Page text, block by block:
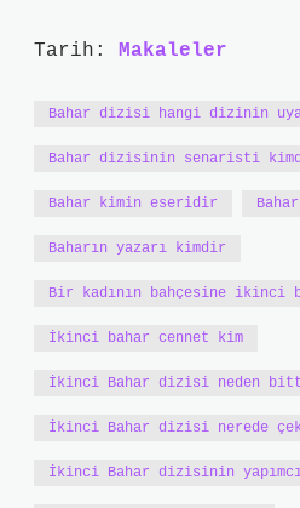
Tarih: Makaleler
Bahar dizisi hangi dizinin
Bahar dizisinin senaristi
Bahar kimin eseridir
Baharın yazarı kimdir
Bir kadının bahçesine ikinci
İkinci bahar cennet kim
İkinci Bahar dizisi neden
İkinci Bahar dizisi nerede
İkinci Bahar dizisinin